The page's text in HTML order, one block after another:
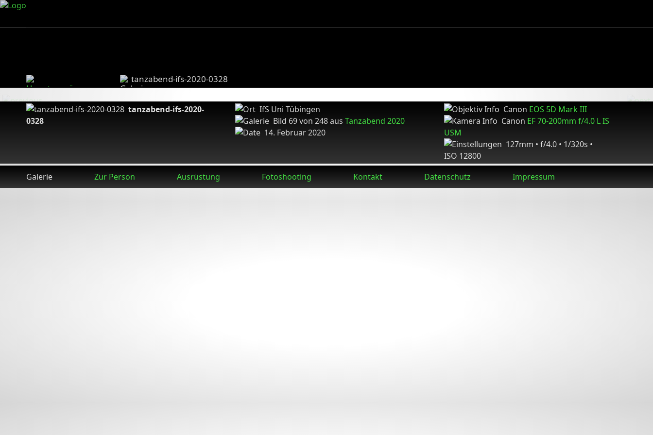
tanzabend-ifs-2020-0328
tanzabend-ifs-2020-
0328
IfS Uni Tübingen
Bild 69 von 248 aus Tanzabend 2020
14. Februar 2020
Canon EOS 5D Mark III
Canon EF 70-200mm f/4.0 L IS
USM
127mm • f/4.0 • 1/320s •
ISO 12800
Galerie
Zur Person Ausrüstung Fotoshooting Kontakt Datenschutz Impressum